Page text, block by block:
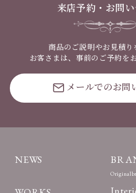
来店予約・お問
商品のご説明やお見積り
お客さまは、事前のご予約を
メールでのお問
NEWS